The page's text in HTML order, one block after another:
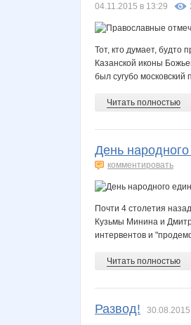
04.11.2015 в 13:29
Тот, кто думает, будто
Казанской иконы
был сугубо московский
Читать полностью
День
комментировать
Почти 4 столетия
Кузьмы Минина и
интервентов и
Читать полностью
Развод!